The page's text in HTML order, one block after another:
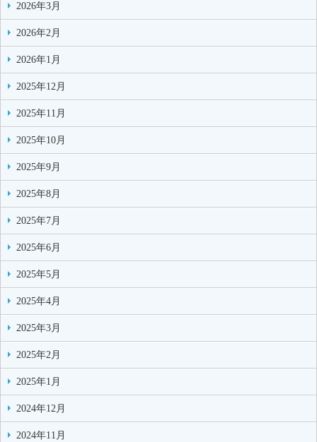
2026年3月
2026年2月
2026年1月
2025年12月
2025年11月
2025年10月
2025年9月
2025年8月
2025年7月
2025年6月
2025年5月
2025年4月
2025年3月
2025年2月
2025年1月
2024年12月
2024年11月